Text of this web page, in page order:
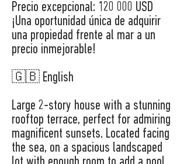
Precio excepcional: 120 000 USD
¡Una oportunidad única de adquirir
una propiedad frente al mar a un
precio inmejorable!
🇬🇧 English
Large 2-story house with a stunning
rooftop terrace, perfect for admiring
magnificent sunsets. Located facing
the sea, on a spacious landscaped